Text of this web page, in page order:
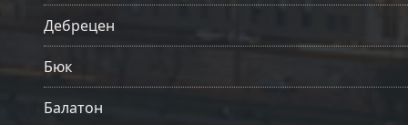
Дебрецен
Бюк
Балатон